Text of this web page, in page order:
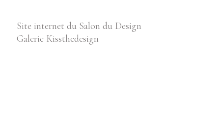
Site internet du Salon du Design
Galerie Kissthedesign